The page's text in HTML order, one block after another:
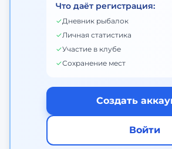
Что даёт регистрация:
✓Дневник рыбалок
✓Личная статистика
✓Участие в клубе
✓Сохранение мест
Создать
Войти